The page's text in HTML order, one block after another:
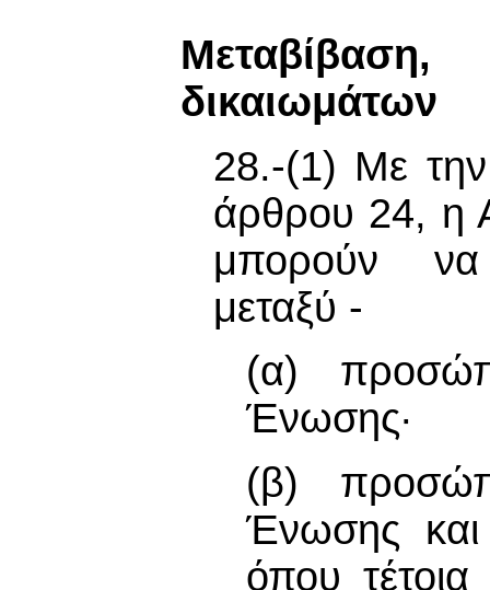
δικαιωμάτων
28.-(1) Με την
άρθρου 24, η
μπορούν να
μεταξύ -
(α)
Ένωσης·
(β)
Ένωσης
όπου τέτοια